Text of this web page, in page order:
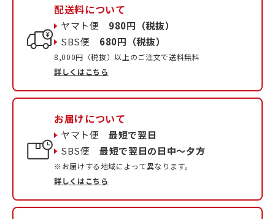
配送料について
ヤマト便 980円（税抜）
SBS便 680円（税抜）
8,000円（税抜）以上のご注文で送料無料
詳しくはこちら
お届けについて
ヤマト便最短で翌日
SBS便最短で翌日の日中〜夕方
※お届けする地域によって異なります。
詳しくはこちら